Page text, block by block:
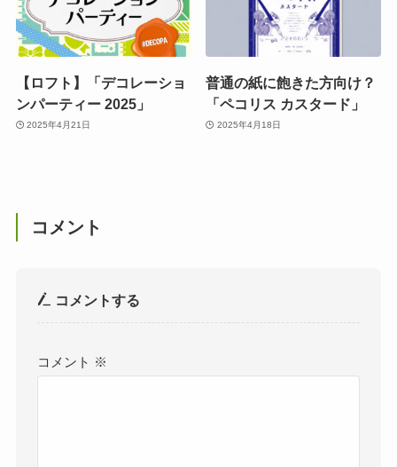
【ロフト】「デコレーショ
ンパーティー 2025」
2025年4月21日
普通の紙に飽きた方向け？
「ペコリス カスタード」
2025年4月18日
コメント
コメントする
コメント ※